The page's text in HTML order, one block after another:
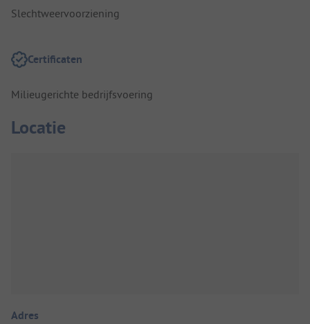
Slechtweervoorziening
Certificaten
Milieugerichte bedrijfsvoering
Locatie
Adres